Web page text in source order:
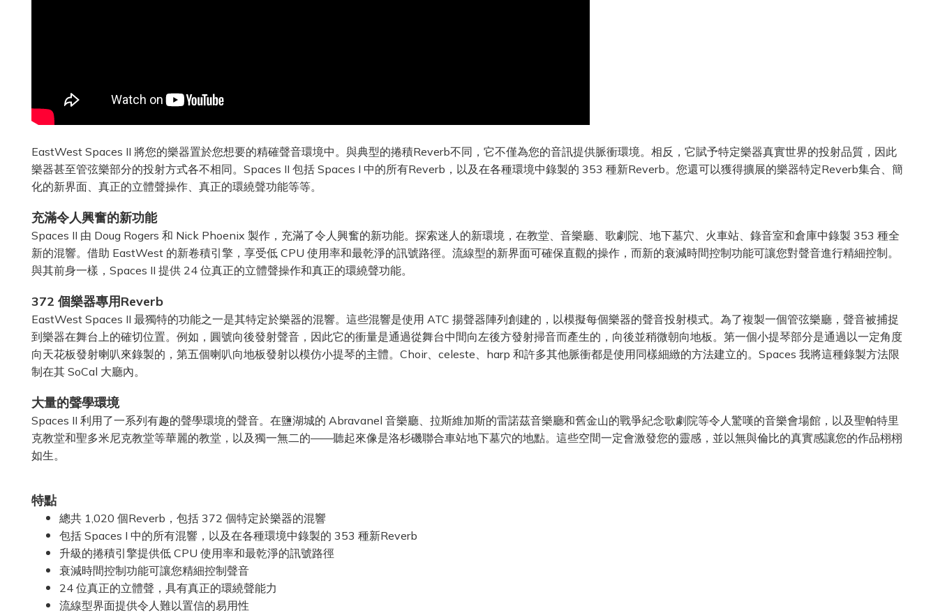
EastWest Spaces II 將您的樂器置於您想要的精確聲音環境中。與典型的捲積Reverb不同，它不僅為您的音訊提供脈衝環境。相反，它賦予特定樂器真實世界的投射品質，因此
樂器甚至管弦樂部分的投射方式各不相同。Spaces II 包括 Spaces I 中的所有Reverb，以及在各種環境中錄製的 353 種新Reverb。您還可以獲得擴展的樂器特定Reverb集合、簡
化的新界面、真正的立體聲操作、真正的環繞聲功能等等。
充滿令人興奮的新功能
Spaces II 由 Doug Rogers 和 Nick Phoenix 製作，充滿了令人興奮的新功能。探索迷人的新環境，在教堂、音樂廳、歌劇院、地下墓穴、火車站、錄音室和倉庫中錄製 353 種全
新的混響。借助 EastWest 的新卷積引擎，享受低 CPU 使用率和最乾淨的訊號路徑。流線型的新界面可確保直觀的操作，而新的衰減時間控制功能可讓您對聲音進行精細控制。
與其前身一樣，Spaces II 提供 24 位真正的立體聲操作和真正的環繞聲功能。
372 個樂器專用Reverb
EastWest Spaces II 最獨特的功能之一是其特定於樂器的混響。這些混響是使用 ATC 揚聲器陣列創建的，以模擬每個樂器的聲音投射模式。為了複製一個管弦樂廳，聲音被捕捉
到樂器在舞台上的確切位置。例如，圓號向後發射聲音，因此它的衝量是通過從舞台中間向左後方發射掃音而產生的，向後並稍微朝向地板。第一個小提琴部分是通過以一定角度
向天花板發射喇叭來錄製的，第五個喇叭向地板發射以模仿小提琴的主體。Choir、celeste、harp 和許多其他脈衝都是使用同樣細緻的方法建立的。Spaces 我將這種錄製方法限
制在其 SoCal 大廳內。
大量的聲學環境
Spaces II 利用了一系列有趣的聲學環境的聲音。在鹽湖城的 Abravanel 音樂廳、拉斯維加斯的雷諾茲音樂廳和舊金山的戰爭紀念歌劇院等令人驚嘆的音樂會場館，以及聖帕特里
克教堂和聖多米尼克教堂等華麗的教堂，以及獨一無二的——聽起來像是洛杉磯聯合車站地下墓穴的地點。這些空間一定會激發您的靈感，並以無與倫比的真實感讓您的作品栩栩
如生。
特點
總共 1,020 個Reverb，包括 372 個特定於樂器的混響
包括 Spaces I 中的所有混響，以及在各種環境中錄製的 353 種新Reverb
升級的捲積引擎提供低 CPU 使用率和最乾淨的訊號路徑
衰減時間控制功能可讓您精細控制聲音
24 位真正的立體聲，具有真正的環繞聲能力
流線型界面提供令人難以置信的易用性